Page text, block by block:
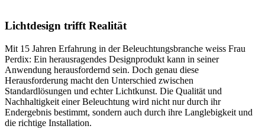
Lichtdesign trifft Realität
Mit 15 Jahren Erfahrung in der Beleuchtungsbranche weiss Frau
Perdix: Ein herausragendes Designprodukt kann in seiner
Anwendung herausfordernd sein. Doch genau diese
Herausforderung macht den Unterschied zwischen
Standardlösungen und echter Lichtkunst. Die Qualität und
Nachhaltigkeit einer Beleuchtung wird nicht nur durch ihr
Endergebnis bestimmt, sondern auch durch ihre Langlebigkeit und
die richtige Installation.